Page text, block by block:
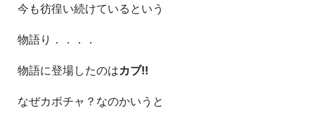
今も彷徨い続けているという
物語り．．．．
物語に登場したのはカブ!!
なぜカボチャ？なのかいうと